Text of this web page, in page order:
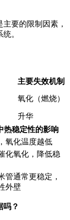
要的限制因素，
。
主要失效机制
氧化（燃烧）
升华
热稳定性的影响
氧化温度越低
化氧化，降低稳
管通常更稳定，
外壁
吗？